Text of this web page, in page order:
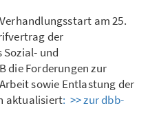
am 25.
der
und
die Forderungen zur
sowie Entlastung der
aktualisiert: >> zur dbb-